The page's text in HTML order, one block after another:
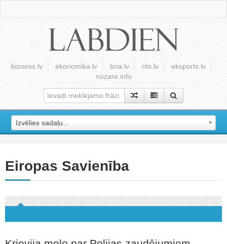
bizness.lv ekonomika.lv bna.lv rits.lv
eksports.lv
nozare.info
Izvēlies sadaļu...
Eiropas Savienība